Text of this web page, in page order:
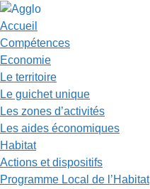
Accueil
Compétences
Economie
Le territoire
Le guichet unique
Les zones d’activités
Les aides économiques
Habitat
Actions et dispositifs
Programme Local de l’Habitat